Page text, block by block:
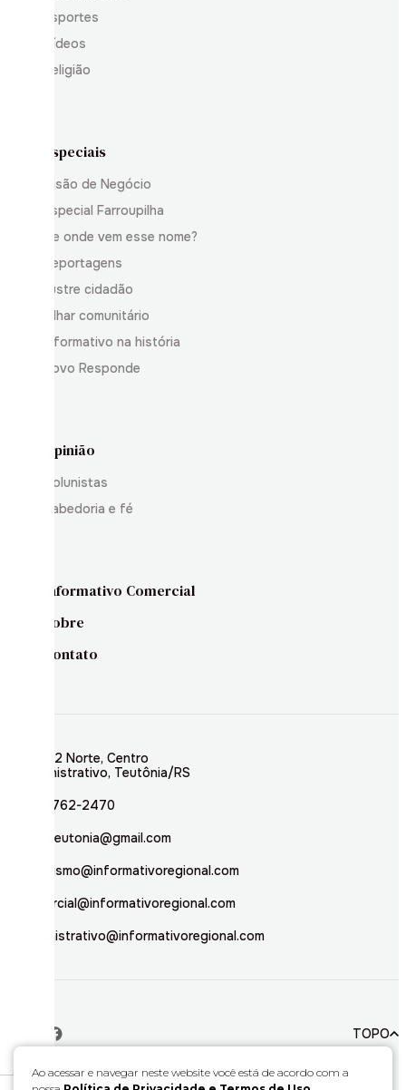
Ao acessar e navegar neste website você está de acordo com a
Esportes
Vídeos
Religião
Especiais
Visão de Negócio
Especial Farroupilha
De onde vem esse nome?
Reportagens
Ilustre cidadão
Olhar comunitário
Informativo na história
Povo Responde
Opinião
Colunistas
Sabedoria e fé
Informativo Comercial
Sobre
Contato
Rua 02 Norte, Centro
Administrativo, Teutônia/RS
(51) 3762-2470
inforteutonia@gmail.com
jornalismo@informativoregional.com
comercial@informativoregional.com
administrativo@informativoregional.com
TOPO